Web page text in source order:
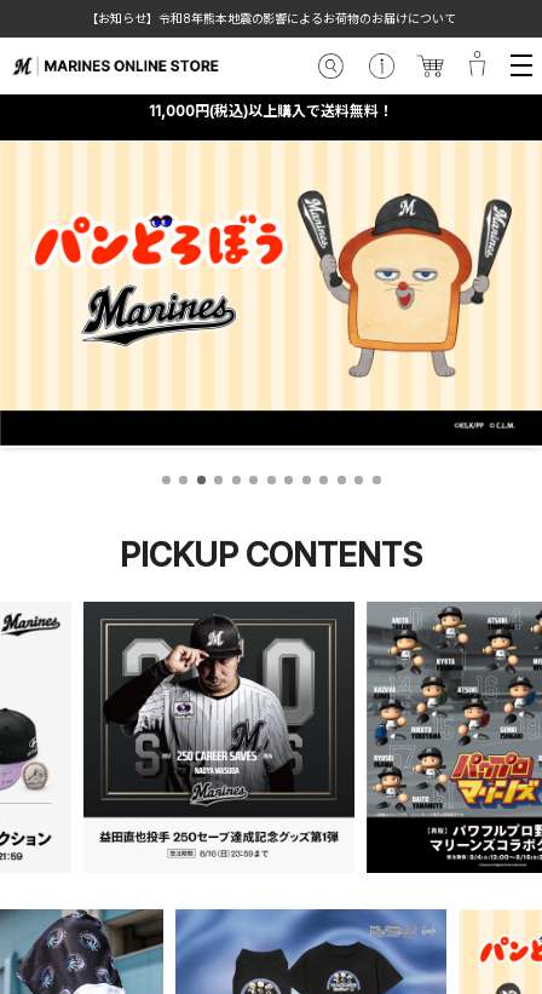
【お知らせ】令和8年熊本地震の影響によるお荷物のお届けについて
11,000円(税込)以上購入で送料無料！
PICKUP CONTENTS